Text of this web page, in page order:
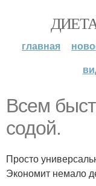
главная
Всем
содой.
Просто
Экономит немало